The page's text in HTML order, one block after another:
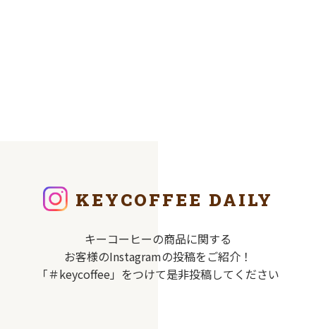
KEYCOFFEE DAILY
キーコーヒーの商品に関する
お客様のInstagramの投稿をご紹介！
「＃keycoffee」をつけて是非投稿してください